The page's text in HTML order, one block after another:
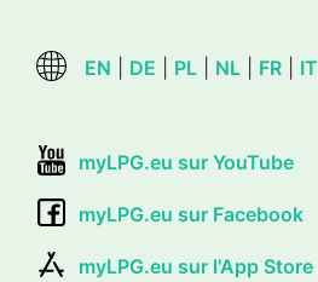
EN DE PL NL FR IT
myLPG.eu sur YouTube
myLPG.eu sur Facebook
myLPG.eu sur l'App Store